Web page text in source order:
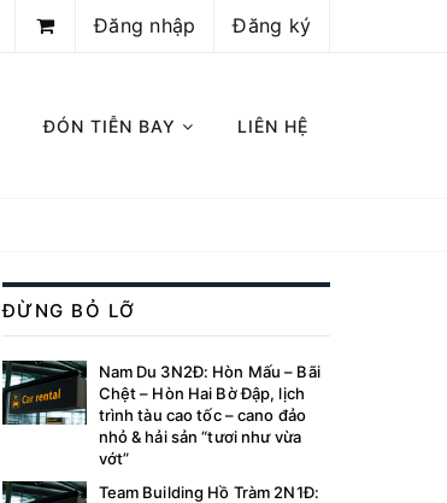
Đăng ký
Đăng nhập
ĐÓN TIỄN BAY LIÊN HỆ
ĐỪNG BỎ LỠ
Nam Du 3N2Đ: Hòn Mấu – Bãi
Chệt – Hòn Hai Bờ Đập, lịch
trình tàu cao tốc – cano đảo
nhỏ & hải sản “tươi như vừa
vớt”
Team Building Hồ Tràm 2N1Đ: